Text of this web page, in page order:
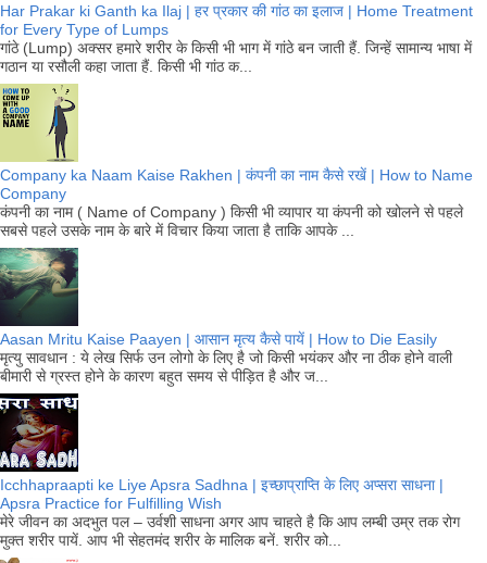
Har Prakar ki Ganth ka Ilaj | हर प्रकार की गांठ का इलाज | Home Treatment
for Every Type of Lumps
गांठे (Lump) अक्सर हमारे शरीर के किसी भी भाग में गांठे बन जाती हैं. जिन्हें सामान्य भाषा में
गठान या रसौली कहा जाता हैं. किसी भी गांठ क...
Company ka Naam Kaise Rakhen | कंपनी का नाम कैसे रखें | How to Name
Company
कंपनी का नाम ( Name of Company ) किसी भी व्यापार या कंपनी को खोलने से पहले
सबसे पहले उसके नाम के बारे में विचार किया जाता है ताकि आपके ...
Aasan Mritu Kaise Paayen | आसान मृत्य कैसे पायें | How to Die Easily
मृत्यु सावधान : ये लेख सिर्फ उन लोगो के लिए है जो किसी भयंकर और ना ठीक होने वाली
बीमारी से ग्रस्त होने के कारण बहुत समय से पीड़ित है और ज...
Icchhapraapti ke Liye Apsra Sadhna | इच्छाप्राप्ति के लिए अप्सरा साधना |
Apsra Practice for Fulfilling Wish
मेरे जीवन का अदभुत पल – उर्वशी साधना अगर आप चाहते है कि आप लम्बी उम्र तक रोग
मुक्त शरीर पायें. आप भी सेहतमंद शरीर के मालिक बनें. शरीर को...